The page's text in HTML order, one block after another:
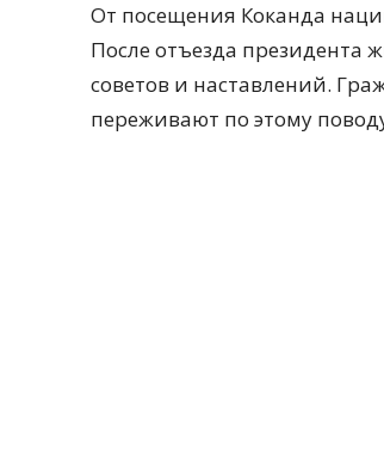
От посещения Коканда
После отъезда президента
советов и наставлений.
переживают по этому